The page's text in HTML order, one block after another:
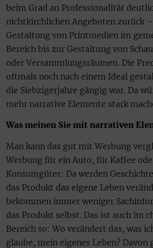
beim Grad an Professionalität
nichtkirchlichen Angeboten zurück
Gestaltung von Printmedien im
Bereich bis zur Gestaltung von
oder Versammlungsräumen. Die
oftmals noch nach einem Ideal
die Siebzigerjahre gängig war. Da
mehr narrative Elemente stark
Was meinen Sie mit narrativen
Man kann das gut mit Werbung
Werbung für ein Auto, für Kaffee
Konsumgüter: Da werden
das Produkt das eigene Leben
bekommen immer weniger
das Produkt selbst. Das ist auch im
Bereich so: Wo verändert das, was
glaube, mein eigenes Leben? Davon